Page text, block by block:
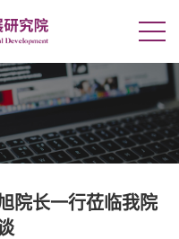
院长一行莅临我院